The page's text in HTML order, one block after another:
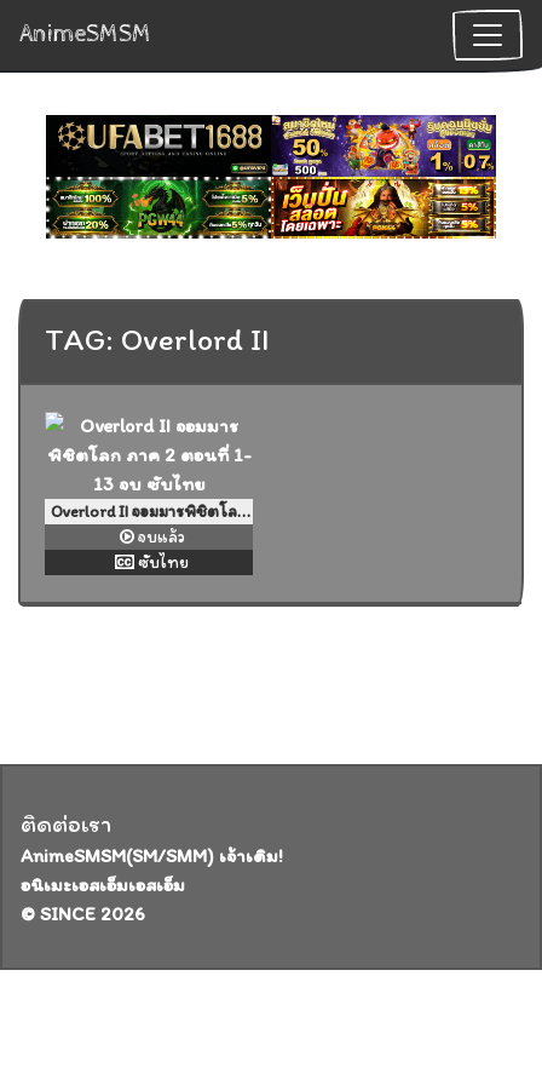
AnimeSMSM
TAG: Overlord II
Overlord II จอมมารพิชิตโลก ภาค 2 ตอนที่ 1-13 จบ ซับไทย
จบแล้ว
ซับไทย
ติดต่อเรา
AnimeSMSM(SM/SMM) เจ้าเดิม!
อนิเมะเอสเอ็มเอสเอ็ม
© SINCE 2026